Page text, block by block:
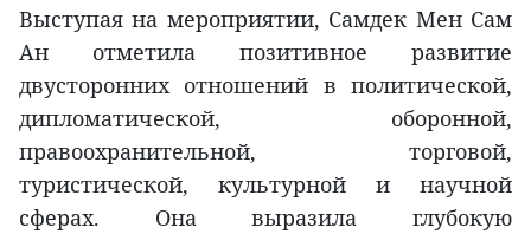
Выступая на мероприятии, Самдек Мен Сам
Ан отметила позитивное развитие
двусторонних отношений в политической,
дипломатической, оборонной,
правоохранительной, торговой,
туристической, культурной и научной
сферах. Она выразила глубокую